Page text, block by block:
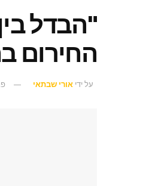
"הבדל
החירום
על ידי אורי שבתאי